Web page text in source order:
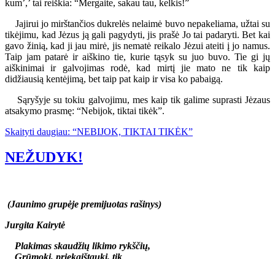
kum’,’ tai reiškia: “Mergaite, sakau tau, kelkis!”
Jajirui jo mirštančios dukrelės nelaimė buvo nepakeliama, užtai su
tikėjimu, kad Jėzus ją gali pagydyti, jis prašė Jo tai padaryti. Bet kai
gavo žinią, kad ji jau mirė, jis nematė reikalo Jėzui ateiti į jo namus.
Taip jam patarė ir aiškino tie, kurie tąsyk su juo buvo. Tie gi jų
aiškinimai ir galvojimas rodė, kad mirtį jie mato ne tik kaip
didžiausią kentėjimą, bet taip pat kaip ir visa ko pabaigą.
Sąryšyje su tokiu galvojimu, mes kaip tik galime suprasti Jėzaus
atsakymo prasmę: “Nebijok, tiktai tikėk”.
Skaityti daugiau: “NEBIJOK, TIKTAI TIKĖK”
NEŽUDYK!
(Jaunimo grupėje premijuotas rašinys)
Jurgita Kairytė
Plakimas skaudžių likimo rykščių,